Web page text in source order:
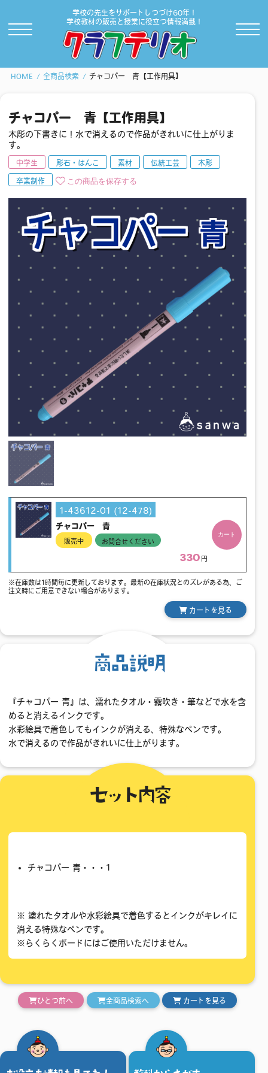
学校の先生をサポートしつづけ60年！
学校教材の販売と授業に役立つ情報満載！
HOME 全商品検索 チャコパー 青【工作用具】
チャコパー 青【工作用具】
木彫の下書きに！水で消えるので作品がきれいに仕上がりま
す。
中学生 彫石・はんこ 素材 伝統工芸 木彫
卒業制作 この商品を保存する
1-43612-01 (12-478)
チャコパー 青
販売中 お問合せください
330 円
カート
※在庫数は1時間毎に更新しております。最新の在庫状況とのズレがある為、ご
注文時にご用意できない場合があります。
カートを見る
商品説明
『チャコパー 青』は、濡れたタオル・霧吹き・筆などで水を含
めると消えるインクです。
水彩絵具で着色してもインクが消える、特殊なペンです。
水で消えるので作品がきれいに仕上がります。
セット内容
チャコパー 青・・・1
※ 塗れたタオルや水彩絵具で着色するとインクがキレイに
消える特殊なペンです。
※らくらくボードにはご使用いただけません。
ひとつ前へ 全商品検索へ カートを見る